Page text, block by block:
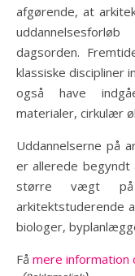
afgørende, at
dagsorden.
klassiske discipliner
også have
materialer, cirkulær
Uddannelserne på
er allerede
større vægt på
arkitektstuderende
biologer,
Få mere information